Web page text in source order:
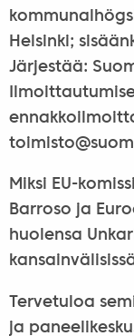
Helsinki;
Järjestää:
toimisto@
Miksi EU-
Barroso ja
huolensa
Tervetuloa
ja